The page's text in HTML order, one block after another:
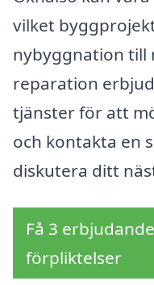
vilket
nybyggnation till
reparation
tjänster för att
och kontakta en
diskutera ditt
Få 3
förpliktelser